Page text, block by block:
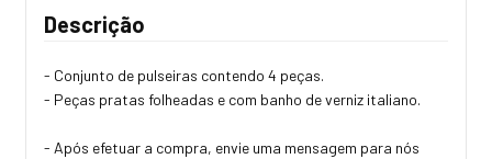
Descrição
- Conjunto de pulseiras contendo 4 peças.
- Peças pratas folheadas e com banho de verniz italiano.
- Após efetuar a compra, envie uma mensagem para nós